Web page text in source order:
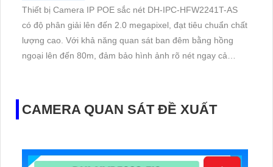
Thiết bị Camera IP POE sắc nét DH-IPC-HFW2241T-AS
có độ phân giải lên đến 2.0 megapixel, đạt tiêu chuẩn chất
lượng cao. Với khả năng quan sát ban đêm bằng hồng
ngoại lên đến 80m, đảm bảo hình ảnh rõ nét ngay cả
CAMERA QUAN SÁT ĐỀ XUẤT